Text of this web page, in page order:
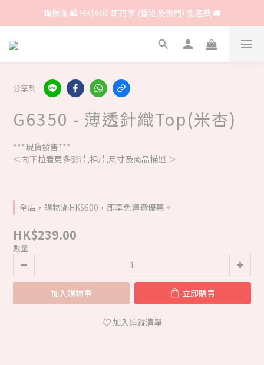
購物滿 🛍 HK$600 即可享 (香港及澳門) 免運費 🚚
分享到
G6350 - 薄透針織Top(米杏)
***現貨發售***
＜向下拉看更多影片,相片,尺寸及商品描述.＞
全店，購物滿HK$600，即享免運費優惠。
HK$239.00
數量
加入購物車 立即購買
加入追蹤清單